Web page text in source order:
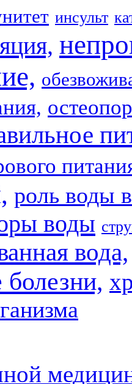
инсульт
роль воды
воды
вода,
болезни,